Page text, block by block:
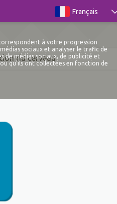
Français
du cerveau
à votre progression
sociaux et analyser le trafic de
de médias sociaux, de publicité et
qu'ils ont collectées en fonction de